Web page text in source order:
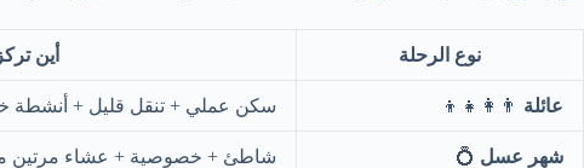
نوع الرحلة أين
عائلة 👨‍👩‍👧‍👦 سكن عملي + تنقل قليل + أنشطة
شهر عسل 💍 شاطئ + خصوصية + عشاء